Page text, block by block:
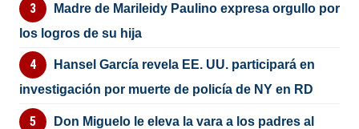
Madre de Marileidy Paulino expresa orgullo por
los logros de su hija
Hansel García revela EE. UU. participará en
investigación por muerte de policía de NY en RD
Don Miguelo le eleva la vara a los padres al